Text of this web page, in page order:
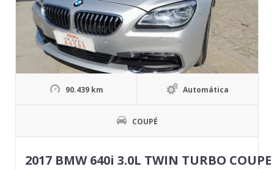
90.439 km Automática
COUPÉ
2017 BMW 640i 3.0L TWIN TURBO COUPE